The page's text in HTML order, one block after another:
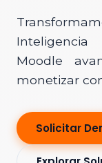
Moodle
monetizar
Solicitar